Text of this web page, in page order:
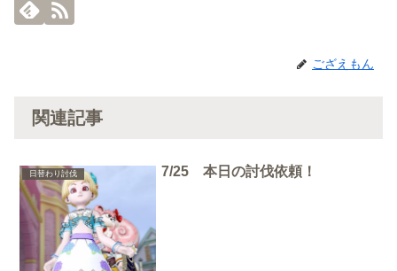
ござえもん
関連記事
日替わり討伐 7/25 本日の討伐依頼！